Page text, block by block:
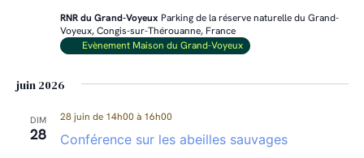
RNR du Grand-Voyeux Parking de la réserve naturelle du Grand-
Voyeux, Congis-sur-Thérouanne, France
Evènement Maison du Grand-Voyeux
juin 2026
DIM
28 Conférence sur les abeilles sauvages
28 juin de 14h00 à 16h00